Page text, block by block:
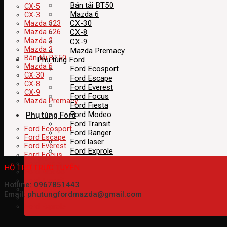
CX-5
CX-3
Mazda 323
Mazda 626
Mazda 2
Mazda 3
Bán tải BT50
Mazda 6
CX-30
CX-8
CX-9
Mazda Premacy
Phụ tùng Ford
Ford Ecosport
Ford Escape
Ford Everest
Ford Focus
Ford Fiesta
Ford Modeo
Ford Transit
Ford Ranger
Ford laser
Bán tải BT50
Mazda 6
CX-30
CX-8
CX-9
Mazda Premacy
Phụ tùng Ford
Ford Ecosport
Ford Escape
Ford Everest
Ford Focus
Ford Fiesta
Ford Modeo
Ford Transit
Ford Ranger
Ford laser
Ford Exprole
HỖ TRỢ TRỰC TUYẾN
Hotline: 0967851443
Email: phutungfordmazda@gmail.com